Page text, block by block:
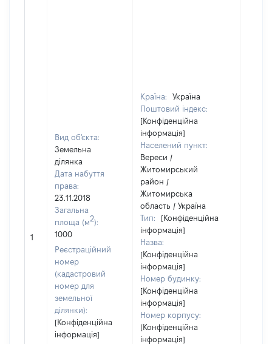
1
Вид об'єкта:
Земельна
ділянка
Дата набуття
права:
23.11.2018
Загальна
площа (м2):
1000
Реєстраційний
номер
(кадастровий
номер для
земельної
ділянки):
[Конфіденційна
інформація]
Країна:
Україна
Поштовий індекс:
[Конфіденційна
інформація]
Населений пункт:
Вереси /
Житомирський
район /
Житомирська
область / Україна
Тип:
[Конфіденційна
інформація]
Назва:
[Конфіденційна
інформація]
Номер будинку:
[Конфіденційна
інформація]
Номер корпусу:
[Конфіденційна
інформація]